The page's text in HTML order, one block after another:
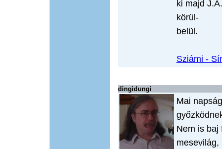
ki majd
körül-
belül.
Sziámi -
dingidungi
Mai
Nem is baj
mesevilág,